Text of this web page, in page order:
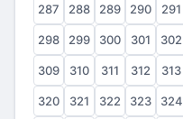
287 288 289 290 291
298 299 300 301 302
309 310 311 312 313
320 321 322 323 324